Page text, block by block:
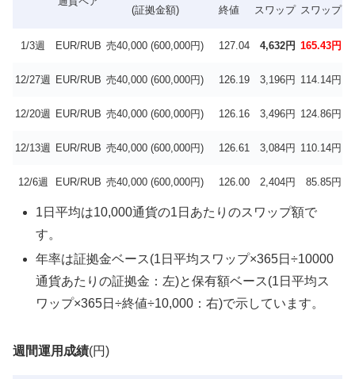
(証拠金額)
終値
スワップ スワップ
1/3週 EUR/RUB 売40,000 (600,000円) 127.04 4,632円 165.43円
12/27週 EUR/RUB 売40,000 (600,000円) 126.19 3,196円 114.14円
12/20週 EUR/RUB 売40,000 (600,000円) 126.16 3,496円 124.86円
12/13週 EUR/RUB 売40,000 (600,000円) 126.61 3,084円 110.14円
12/6週 EUR/RUB 売40,000 (600,000円) 126.00 2,404円 85.85円
1日平均は10,000通貨の1日あたりのスワップ額で
す。
年率は証拠金ベース(1日平均スワップ×365日÷10000
通貨あたりの証拠金：左)と保有額ベース(1日平均ス
ワップ×365日÷終値÷10,000：右)で示しています。
週間運用成績(円)